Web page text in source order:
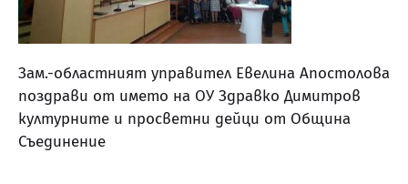
Зам.-областният управител Евелина Апостолова
поздрави от името на ОУ Здравко Димитров
културните и просветни дейци от Община
Съединение